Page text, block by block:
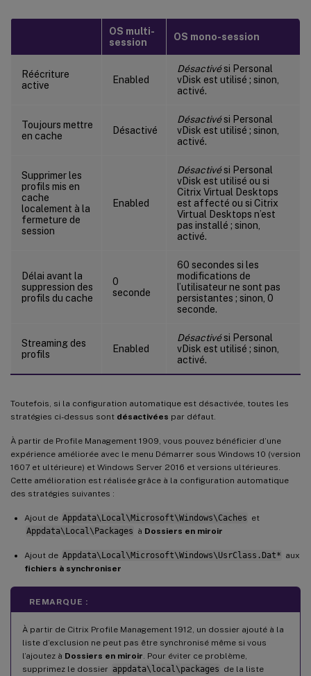
OS multi-
session
OS mono-session
Réécriture
active
Enabled
Désactivési Personal
vDisk est utilisé ; sinon,
activé.
Toujours mettre
en cache
Désactivé
Désactivési Personal
vDisk est utilisé ; sinon,
activé.
Supprimer les
profils mis en
cache
localement à la
fermeture de
session
Enabled
Désactivési Personal
vDisk est utilisé ou si
Citrix Virtual Desktops
est affecté ou si Citrix
Virtual Desktops n’est
pas installé ; sinon,
activé.
Délai avant la
suppression des
profils du cache
0
seconde
60 secondes si les
modifications de
l’utilisateur ne sont pas
persistantes ; sinon, 0
seconde.
Streaming des
profils
Enabled
Désactivési Personal
vDisk est utilisé ; sinon,
activé.
Toutefois, si la configuration automatique est désactivée, toutes les
stratégies ci-dessus sont désactivées par défaut.
À partir de Profile Management 1909, vous pouvez bénéficier d’une
expérience améliorée avec le menu Démarrer sous Windows 10 (version
1607 et ultérieure) et Windows Server 2016 et versions ultérieures.
Cette amélioration est réalisée grâce à la configuration automatique
des stratégies suivantes :
Ajout de Appdata\Local\Microsoft\Windows\Caches et
Appdata\Local\Packages à Dossiers en miroir
Ajout de Appdata\Local\Microsoft\Windows\UsrClass.Dat* aux
fichiers à synchroniser
REMARQUE :
À partir de Citrix Profile Management 1912, un dossier ajouté à la
liste d’exclusion ne peut pas être synchronisé même si vous
l’ajoutez à Dossiers en miroir . Pour éviter ce problème,
supprimez le dossier appdata\local\packages de la liste